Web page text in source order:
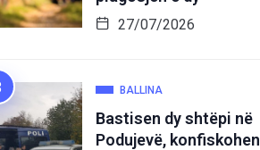
27/07/2026
BALLINA
Bastisen dy shtëpi në
Podujevë, konfiskohen